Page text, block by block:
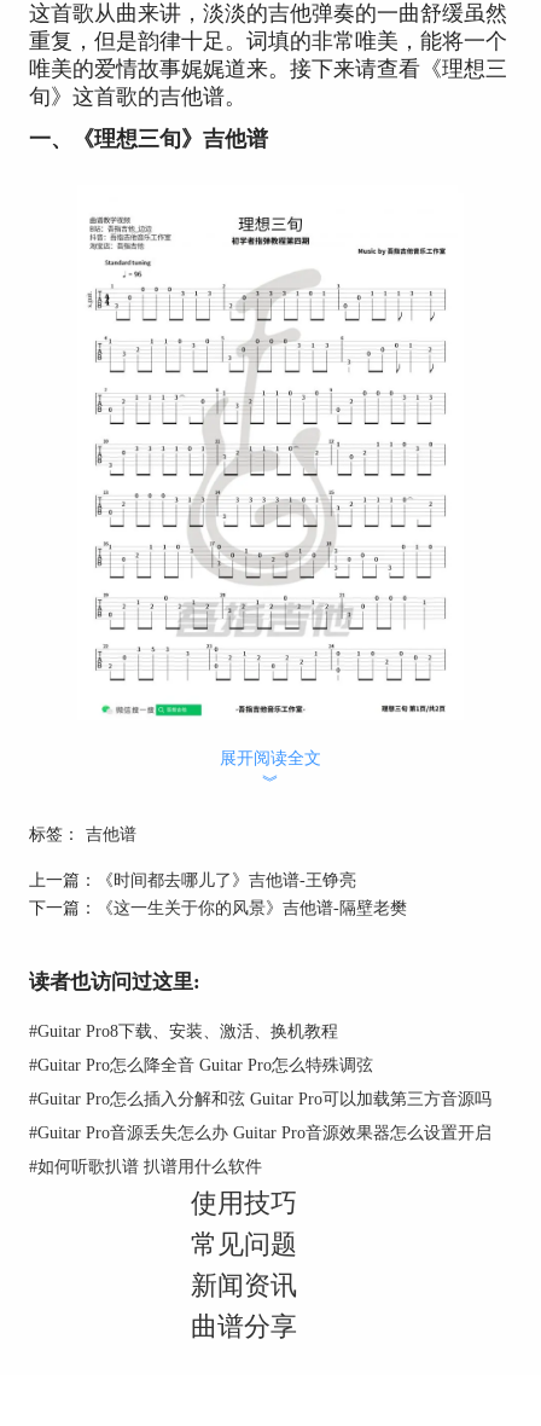
这首歌从曲来讲，淡淡的吉他弹奏的一曲舒缓虽然
重复，但是韵律十足。词填的非常唯美，能将一个
唯美的爱情故事娓娓道来。接下来请查看《理想三
旬》这首歌的吉他谱。
一、《理想三旬》吉他谱
二、《理想三旬》吉他谱歌词
展开阅读全文
︾
标签： 吉他谱
上一篇：
《时间都去哪儿了》吉他谱-王铮亮
下一篇：
《这一生关于你的风景》吉他谱-隔壁老樊
读者也访问过这里:
#Guitar Pro8下载、安装、激活、换机教程
#Guitar Pro怎么降全音 Guitar Pro怎么特殊调弦
#Guitar Pro怎么插入分解和弦 Guitar Pro可以加载第三方音源吗
#Guitar Pro音源丢失怎么办 Guitar Pro音源效果器怎么设置开启
#如何听歌扒谱 扒谱用什么软件
使用技巧
常见问题
新闻资讯
曲谱分享